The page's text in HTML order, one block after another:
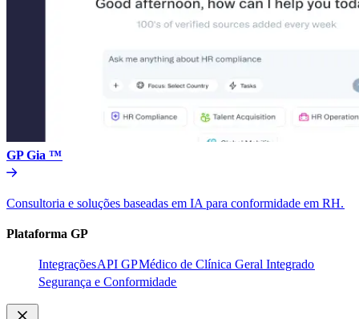
GP Gia ™​​
Consultoria e soluções baseadas em IA para conformidade em RH.​​
Plataforma GP​​
Integrações​​API GP​​Médico de Clínica Geral Integrado​​
Segurança e Conformidade​​